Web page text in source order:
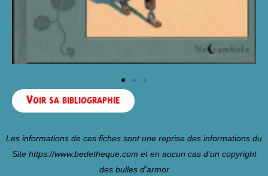
Voir sa bibliographie
Les informations de ces fiches sont une reprise des informations du
Site https://www.bedetheque.com et en aucun cas d’un copyright
des bulles d’armor